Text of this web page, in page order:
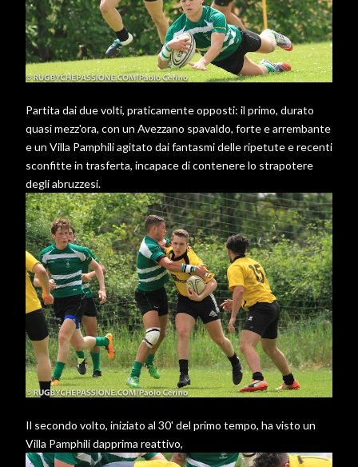
Partita dai due volti, praticamente opposti: il primo, durato
quasi mezz'ora, con un Avezzano spavaldo, forte e arrembante
e un Villa Pamphili agitato dai fantasmi delle ripetute e recenti
sconfitte in trasferta, incapace di contenere lo strapotere
degli abruzzesi.
Il secondo volto, iniziato al 30' del primo tempo, ha visto un
Villa Pamphili dapprima reattivo,